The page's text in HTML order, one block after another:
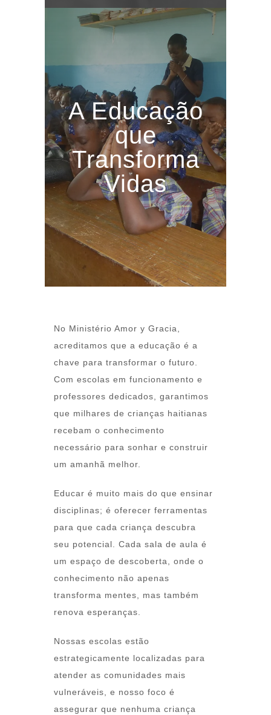
A Educação
que
Transforma
Vidas
No Ministério Amor y Gracia,
acreditamos que a educação é a
chave para transformar o futuro.
Com escolas em funcionamento e
professores dedicados, garantimos
que milhares de crianças haitianas
recebam o conhecimento
necessário para sonhar e construir
um amanhã melhor.
Educar é muito mais do que ensinar
disciplinas; é oferecer ferramentas
para que cada criança descubra
seu potencial. Cada sala de aula é
um espaço de descoberta, onde o
conhecimento não apenas
transforma mentes, mas também
renova esperanças.
Nossas escolas estão
estrategicamente localizadas para
atender as comunidades mais
vulneráveis, e nosso foco é
assegurar que nenhuma criança